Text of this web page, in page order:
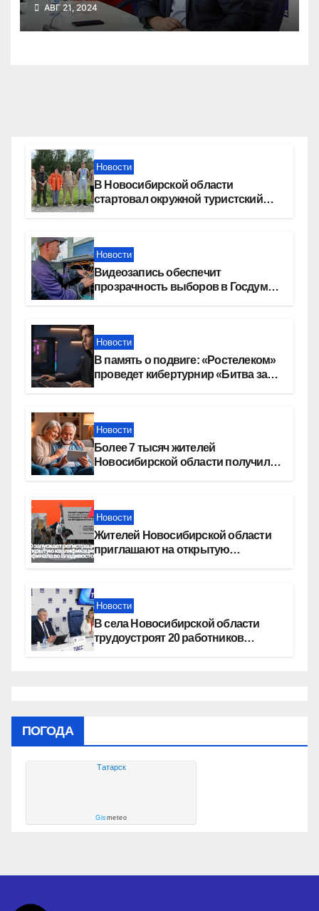
АВГ 21, 2024
Новости
В Новосибирской области
стартовал окружной туристский
Новости
Видеозапись обеспечит
прозрачность выборов в Госдуму
Новости
В память о подвиге: «Ростелеком»
проведет кибертурнир «Битва за
Новости
Более 7 тысяч жителей
Новосибирской области получили
Новости
Жителей Новосибирской области
приглашают на открытую
Новости
В села Новосибирской области
трудоустроят 20 работников
ПОГОДА
Татарск
Gismeteo